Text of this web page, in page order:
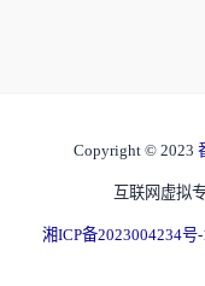
Copyright © 2023
互联网虚拟
湘ICP备2023004234号-